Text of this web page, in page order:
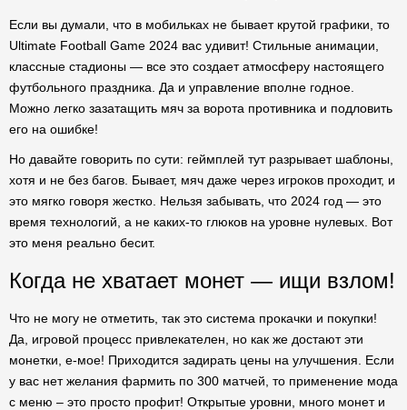
Если вы думали, что в мобильках не бывает крутой графики, то
Ultimate Football Game 2024 вас удивит! Стильные анимации,
классные стадионы — все это создает атмосферу настоящего
футбольного праздника. Да и управление вполне годное.
Можно легко зазатащить мяч за ворота противника и подловить
его на ошибке!
Но давайте говорить по сути: геймплей тут разрывает шаблоны,
хотя и не без багов. Бывает, мяч даже через игроков проходит, и
это мягко говоря жестко. Нельзя забывать, что 2024 год — это
время технологий, а не каких-то глюков на уровне нулевых. Вот
это меня реально бесит.
Когда не хватает монет — ищи взлом!
Что не могу не отметить, так это система прокачки и покупки!
Да, игровой процесс привлекателен, но как же достают эти
монетки, е-мое! Приходится задирать цены на улучшения. Если
у вас нет желания фармить по 300 матчей, то применение мода
с меню – это просто профит! Открытые уровни, много монет и